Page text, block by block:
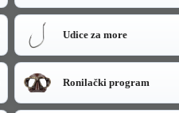
Udice za more
Ronilački program